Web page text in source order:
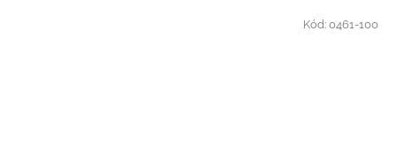
Kód:0461-100